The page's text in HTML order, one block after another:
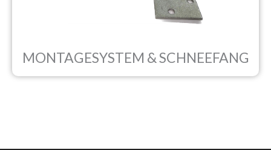
MONTAGESYSTEM & SCHNEEFANG